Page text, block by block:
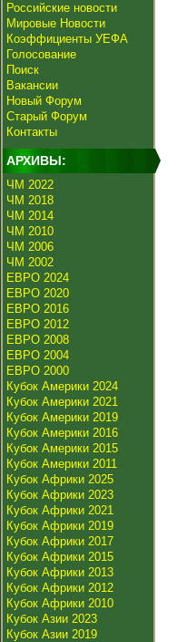
Российские новости
Мировые Новости
Коэффициенты УЕФА
Голосование
Поиск
Вакансии
Новый Форум
Старый Форум
Контакты
АРХИВЫ:
ЧМ 2022
ЧМ 2018
ЧМ 2014
ЧМ 2010
ЧМ 2006
ЧМ 2002
ЕВРО 2024
ЕВРО 2020
ЕВРО 2016
ЕВРО 2012
ЕВРО 2008
ЕВРО 2004
ЕВРО 2000
Кубок Америки 2024
Кубок Америки 2021
Кубок Америки 2019
Кубок Америки 2016
Кубок Америки 2015
Кубок Америки 2011
Кубок Африки 2025
Кубок Африки 2023
Кубок Африки 2021
Кубок Африки 2019
Кубок Африки 2017
Кубок Африки 2015
Кубок Африки 2013
Кубок Африки 2012
Кубок Африки 2010
Кубок Азии 2023
Кубок Азии 2019